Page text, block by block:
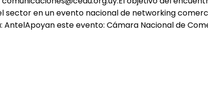
sector en un evento nacional de networking
este evento: Cámara Nacional de